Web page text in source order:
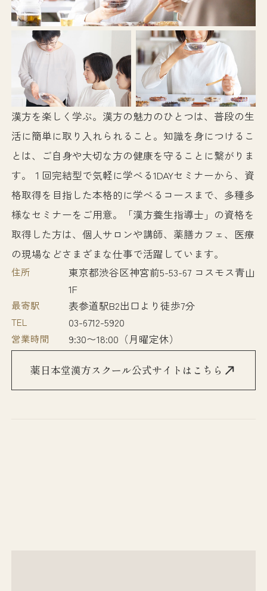
漢方を楽しく学ぶ。漢方の魅力のひとつは、普段の生
活に簡単に取り入れられること。知識を身につけるこ
とは、ご自身や大切な方の健康を守ることに繋がりま
す。１回完結型で気軽に学べる1DAYセミナーから、資
格取得を目指した本格的に学べるコースまで、多種多
様なセミナーをご用意。「漢方養生指導士」の資格を
取得した方は、個人サロンや講師、薬膳カフェ、医療
の現場などさまざまな仕事で活躍しています。
住所
東京都渋谷区神宮前5-53-67 コスモス青山
1F
最寄駅 表参道駅B2出口より徒歩7分
TEL 03-6712-5920
営業時間 9:30〜18:00（月曜定休）
薬日本堂漢方スクール公式サイトはこちら